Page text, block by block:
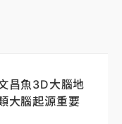
昌魚3D大腦地
大腦起源重要